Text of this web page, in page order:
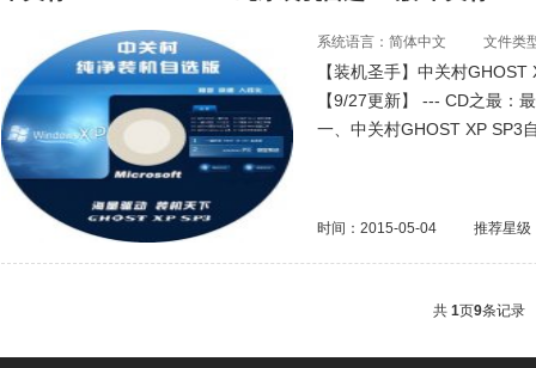
系统语言：简体中文 文件类
【装机圣手】中关村
【9/27更新】 --- CD之最：
一、中关村GHOST XP SP3
时间：2015-05-04 推荐星级
共 1页9条记录